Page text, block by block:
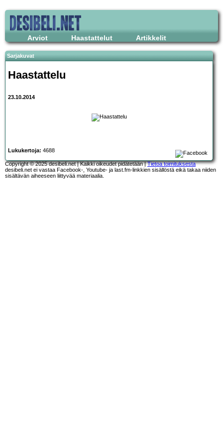
Arviot Haastattelut Artikkelit
Sarjakuvat
Haastattelu
23.10.2014
Lukukertoja: 4688
Copyright © 2025 desibeli.net | Kaikki oikeudet pidätetään |Tietoa toimituksesta
desibeli.net ei vastaa Facebook-, Youtube- ja last.fm-linkkien sisällöstä eikä takaa niiden
sisältävän aiheeseen liittyvää materiaalia.